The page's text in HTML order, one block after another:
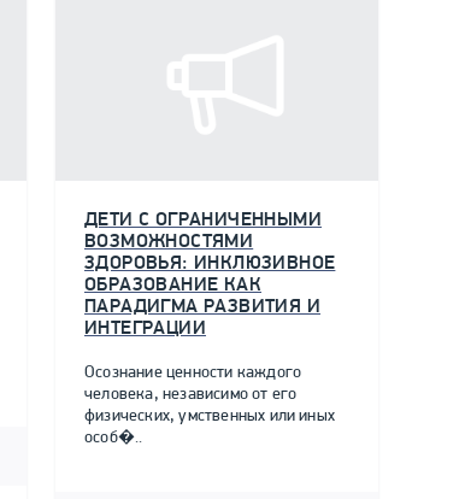
ДЕТИ С ОГРАНИЧЕННЫМИ
ВОЗМОЖНОСТЯМИ
ЗДОРОВЬЯ: ИНКЛЮЗИВНОЕ
ОБРАЗОВАНИЕ КАК
ПАРАДИГМА РАЗВИТИЯ И
ИНТЕГРАЦИИ
Осознание ценности каждого
человека, независимо от его
физических, умственных или иных
особ�..